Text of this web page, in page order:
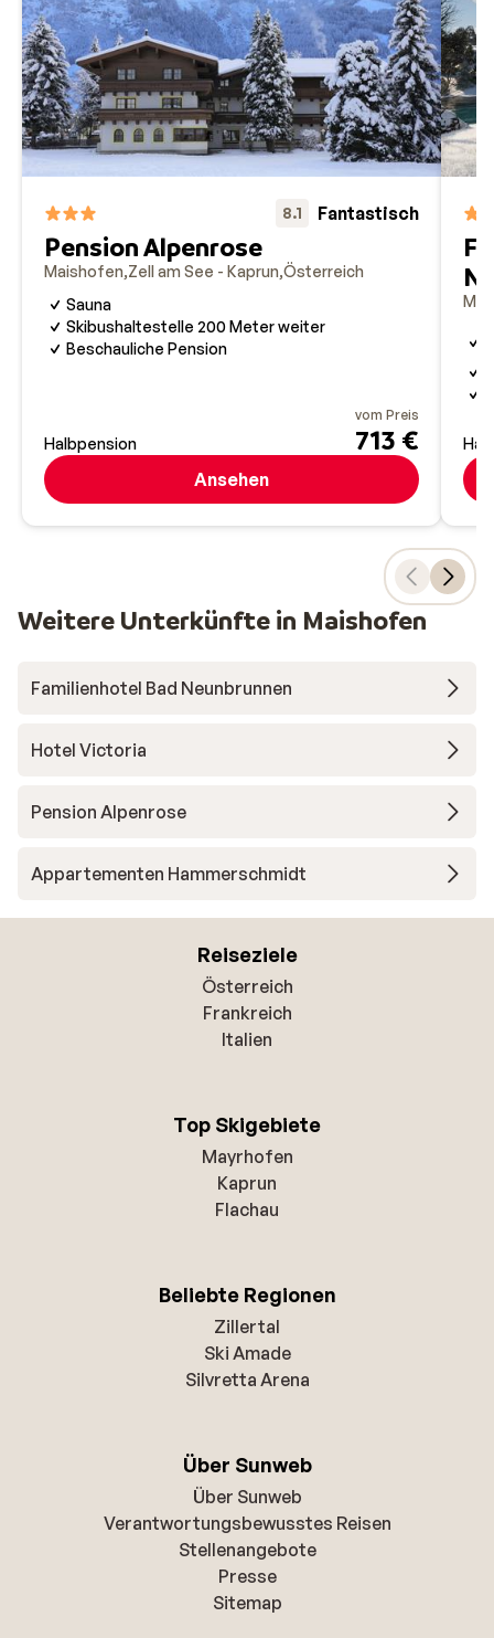
8.1 Fantastisch
Pension Alpenrose
Maishofen Zell am See - Kaprun Österreich
Sauna
Skibushaltestelle 200 Meter weiter
Beschauliche Pension
Halbpension
vom Preis
713 €
Ansehen
Weitere Unterkünfte in Maishofen
Familienhotel Bad Neunbrunnen
Hotel Victoria
Pension Alpenrose
Appartementen Hammerschmidt
Reiseziele
Österreich
Frankreich
Italien
Top Skigebiete
Mayrhofen
Kaprun
Flachau
Beliebte Regionen
Zillertal
Ski Amade
Silvretta Arena
Über Sunweb
Über Sunweb
Verantwortungsbewusstes Reisen
Stellenangebote
Presse
Sitemap